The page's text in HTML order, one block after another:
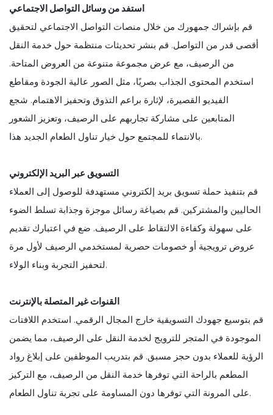
استفد من وسائل التواصل الاجتماعي
قم بإشراك جمهورك من خلال منصات التواصل الاجتماعي لتحقيق
أقصى قدر من التواصل. قم بنشر تحديثات منتظمة حول خدمة النقل
من الرصيف، مع عرض مجموعة متنوعة من العروض المتاحة.
استخدم المحتوى الجذاب بصريًا، مثل الصور عالية الجودة ومقاطع
الفيديو القصيرة، لإثارة براعم التذوق وتحفيز الاهتمام. شجع
المتابعين على مشاركة تجاربهم على الرصيف، وتعزيز الشعور
بالانتماء للمجتمع حول خيار تناول الطعام الجديد هذا.
التسويق عبر البريد الإلكتروني
قم بتنفيذ حملة تسويق بريد إلكتروني مستهدفة للوصول إلى العملاء
الحاليين والمشتركين. قم بصياغة رسائل موجزة وجذابة تسلط الضوء
على سهولة وكفاءة الالتقاط على الرصيف. ضع في اعتبارك تقديم
عروض ترويجية أو خصومات حصرية لمستخدمي الرصيف لأول مرة
لتحفيز التجربة وبناء الولاء.
القنوات غير المتصلة بالإنترنت
قم بتوسيع جهودك التسويقية خارج المجال الرقمي. استخدم اللافتات
الموجودة في المتجر للترويج لخدمة النقل على الرصيف، مما يضمن
الرؤية للعملاء بدون حجز مسبق. قم بتدريب الموظفين على إبلاغ رواد
المطعم بالراحة التي توفرها خدمة النقل من الرصيف، مع التركيز
على المرونة التي توفرها دون المساومة على تجربة تناول الطعام.